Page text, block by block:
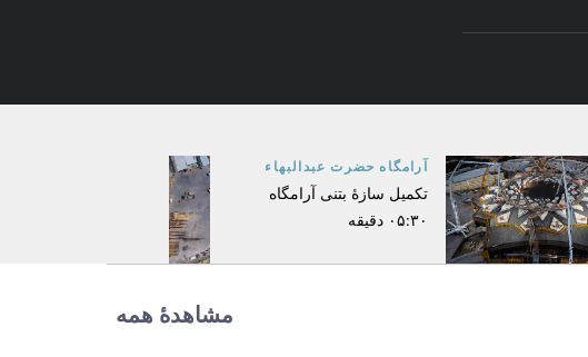
آرامگاه حضرت عبدالبهاء
تکمیل سازهٔ بتنی آرامگاه
۰۵:۳۰ دقیقه
مشاهدهٔ همه